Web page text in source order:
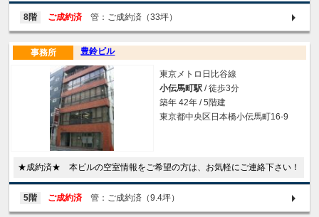
8階 ご成約済 管：ご成約済（33坪）
豊鈴ビル
事務所
東京メトロ日比谷線
小伝馬町駅 / 徒歩3分
築年 42年 / 5階建
東京都中央区日本橋小伝馬町16-9
★成約済★ 本ビルの空室情報をご希望の方は、お気軽にご連絡下さい！
5階 ご成約済 管：ご成約済（9.4坪）